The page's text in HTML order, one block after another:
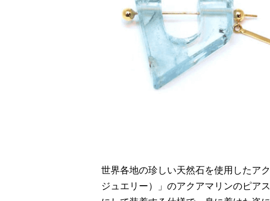
世界各地の珍しい天然石を使用したア
ジュエリー）」のアクアマリンのピア